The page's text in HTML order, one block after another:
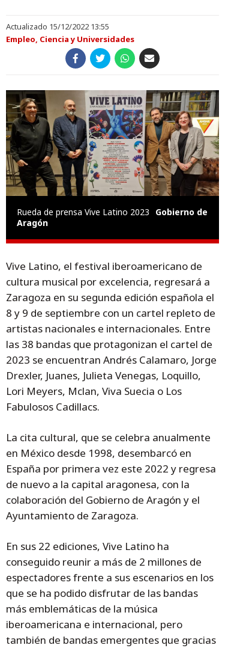
Actualizado 15/12/2022 13:55
Empleo, Ciencia y Universidades
Rueda de prensa Vive Latino 2023
Gobierno de
Aragón
Vive Latino, el festival iberoamericano de
cultura musical por excelencia, regresará a
Zaragoza en su segunda edición española el
8 y 9 de septiembre con un cartel repleto de
artistas nacionales e internacionales. Entre
las 38 bandas que protagonizan el cartel de
2023 se encuentran Andrés Calamaro, Jorge
Drexler, Juanes, Julieta Venegas, Loquillo,
Lori Meyers, Mclan, Viva Suecia o Los
Fabulosos Cadillacs.
La cita cultural, que se celebra anualmente
en México desde 1998, desembarcó en
España por primera vez este 2022 y regresa
de nuevo a la capital aragonesa, con la
colaboración del Gobierno de Aragón y el
Ayuntamiento de Zaragoza.
En sus 22 ediciones, Vive Latino ha
conseguido reunir a más de 2 millones de
espectadores frente a sus escenarios en los
que se ha podido disfrutar de las bandas
más emblemáticas de la música
iberoamericana e internacional, pero
también de bandas emergentes que gracias